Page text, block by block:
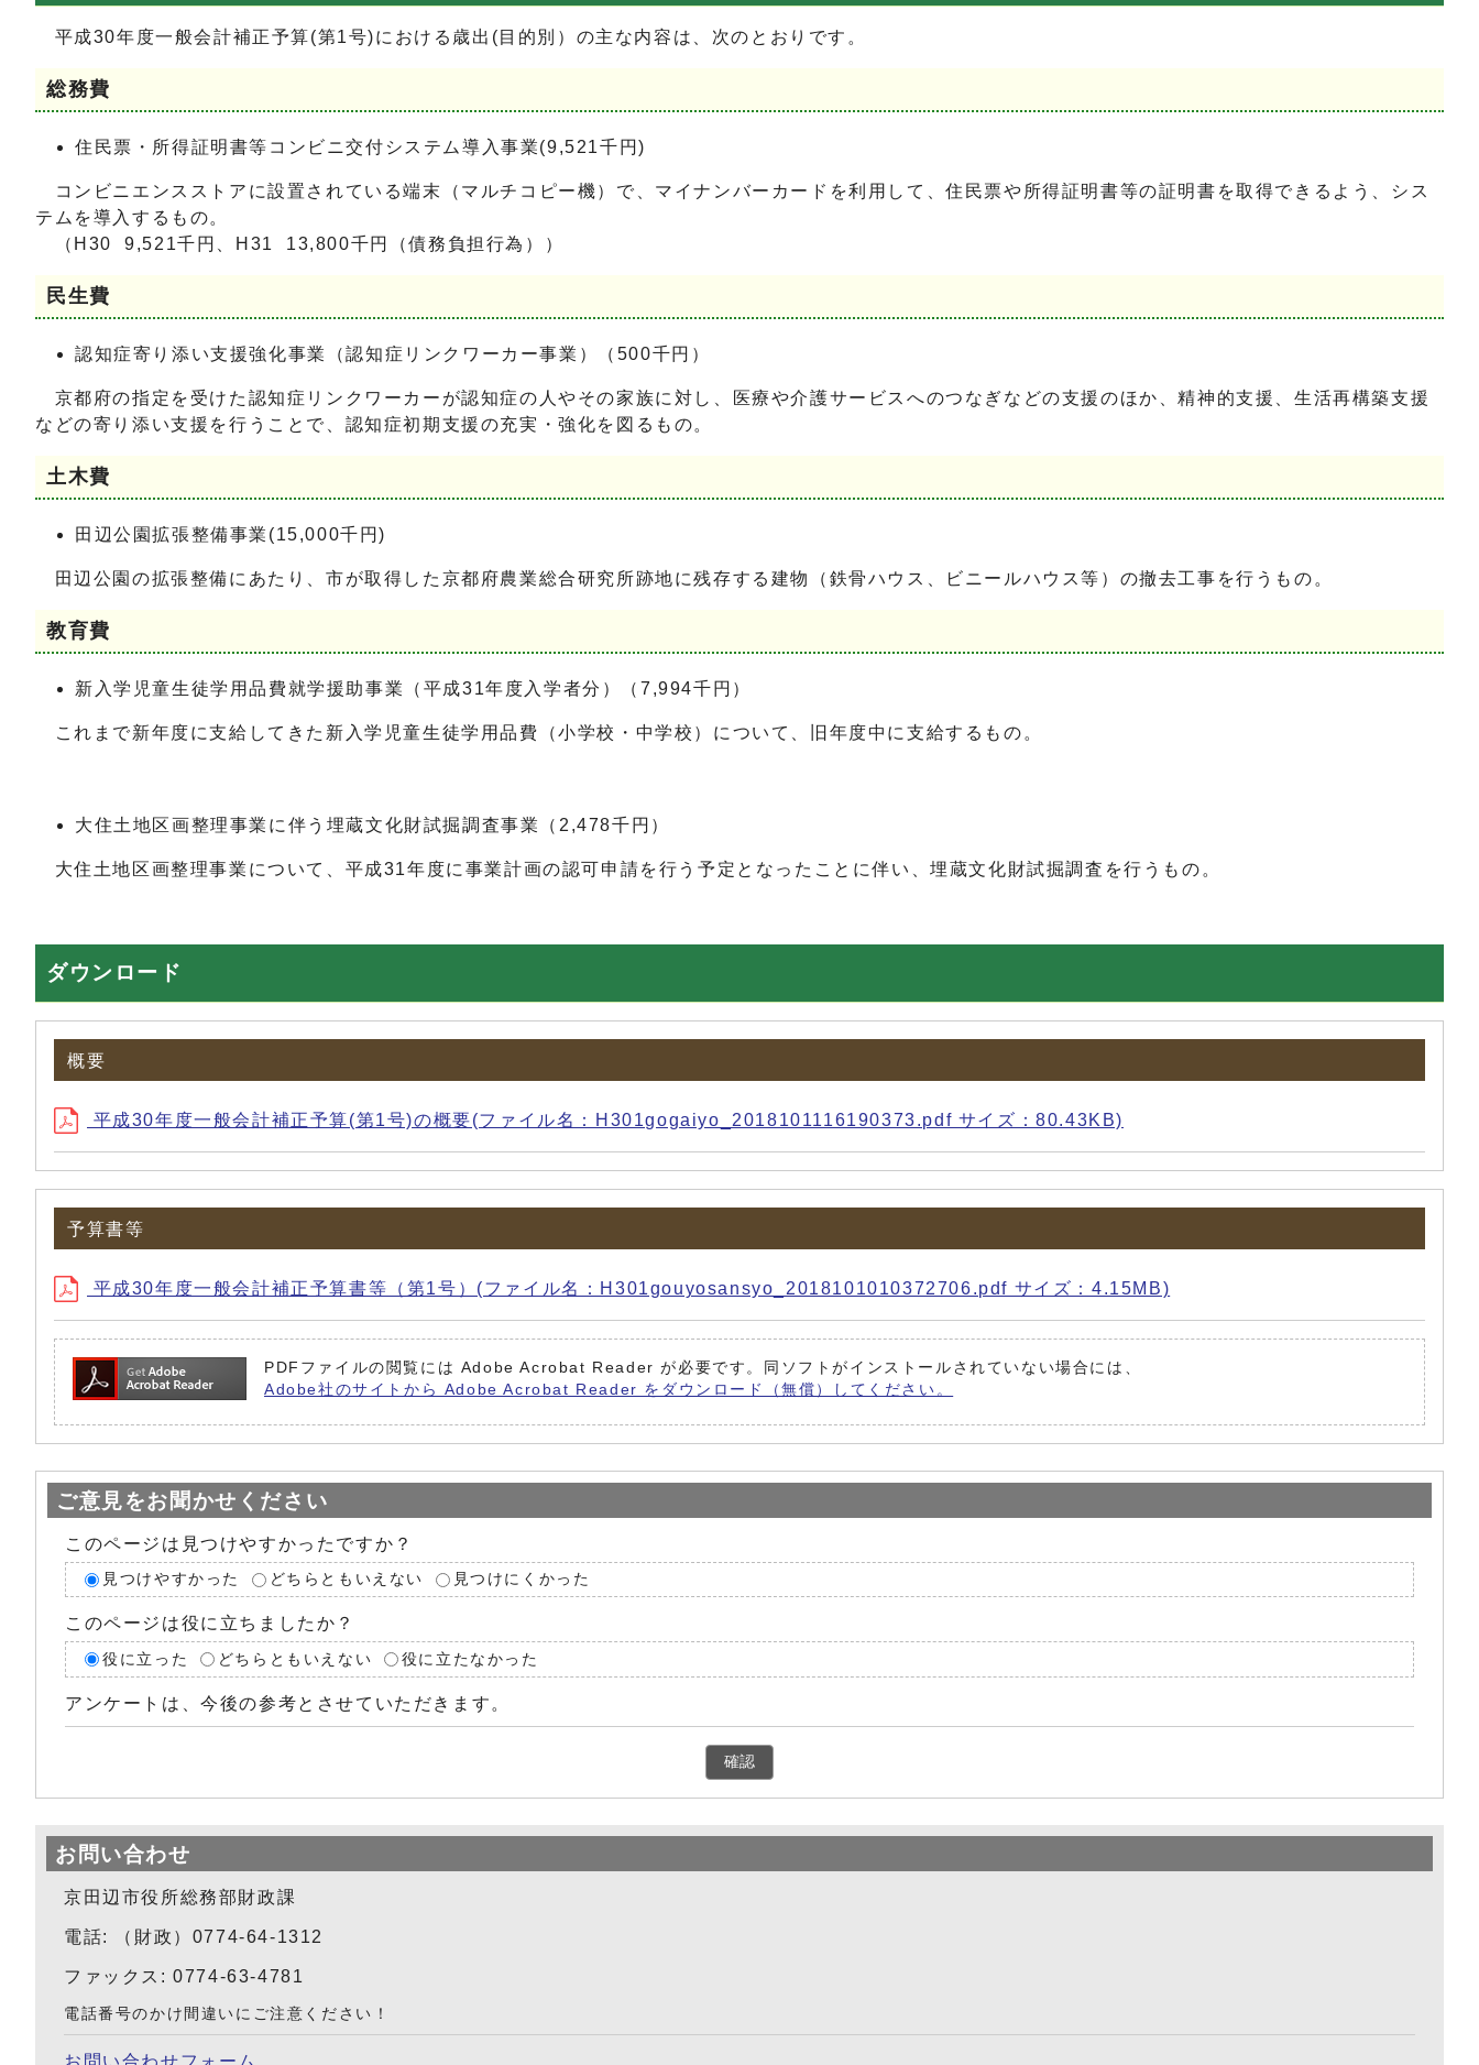
平成30年度一般会計補正予算(第1号)における歳出(目的別）の主な内容は、次のとおりです。
総務費
住民票・所得証明書等コンビニ交付システム導入事業(9,521千円)
コンビニエンスストアに設置されている端末（マルチコピー機）で、マイナンバーカードを利用して、住民票や所得証明書等の証明書を取得できるよう、シス
テムを導入するもの。
（H30 9,521千円、H31 13,800千円（債務負担行為））
民生費
認知症寄り添い支援強化事業（認知症リンクワーカー事業）（500千円）
京都府の指定を受けた認知症リンクワーカーが認知症の人やその家族に対し、医療や介護サービスへのつなぎなどの支援のほか、精神的支援、生活再構築支援
などの寄り添い支援を行うことで、認知症初期支援の充実・強化を図るもの。
土木費
田辺公園拡張整備事業(15,000千円)
田辺公園の拡張整備にあたり、市が取得した京都府農業総合研究所跡地に残存する建物（鉄骨ハウス、ビニールハウス等）の撤去工事を行うもの。
教育費
新入学児童生徒学用品費就学援助事業（平成31年度入学者分）（7,994千円）
これまで新年度に支給してきた新入学児童生徒学用品費（小学校・中学校）について、旧年度中に支給するもの。
大住土地区画整理事業に伴う埋蔵文化財試掘調査事業（2,478千円）
大住土地区画整理事業について、平成31年度に事業計画の認可申請を行う予定となったことに伴い、埋蔵文化財試掘調査を行うもの。
ダウンロード
概要
平成30年度一般会計補正予算(第1号)の概要(ファイル名：H301gogaiyo_2018101116190373.pdf サイズ：80.43KB)
予算書等
平成30年度一般会計補正予算書等（第1号）(ファイル名：H301gouyosansyo_2018101010372706.pdf サイズ：4.15MB)
PDFファイルの閲覧には Adobe Acrobat Reader が必要です。同ソフトがインストールされていない場合には、
Adobe社のサイトから Adobe Acrobat Reader をダウンロード（無償）してください。
ご意見をお聞かせください
このページは見つけやすかったですか？
見つけやすかった どちらともいえない 見つけにくかった
このページは役に立ちましたか？
役に立った どちらともいえない 役に立たなかった
アンケートは、今後の参考とさせていただきます。
確認
お問い合わせ
京田辺市役所総務部財政課
電話: （財政）0774-64-1312
ファックス: 0774-63-4781
電話番号のかけ間違いにご注意ください！
お問い合わせフォーム